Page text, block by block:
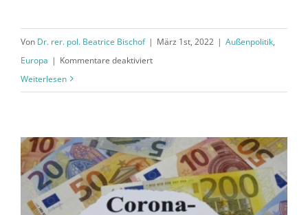
Von Dr. rer. pol. Beatrice Bischof | März 1st, 2022 | Außenpolitik,
Europa | Kommentare deaktiviertfür
dem
Dilemma?
Weiterlesen